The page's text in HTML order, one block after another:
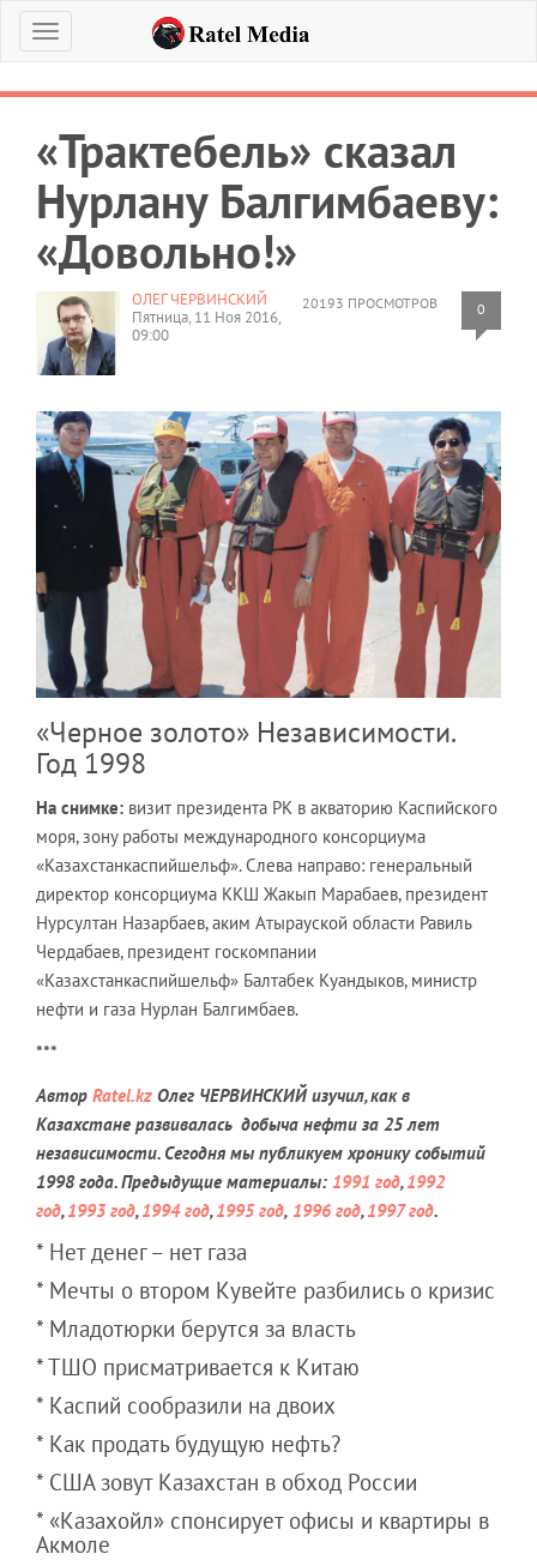
Меню
«Трактебель» сказал
Нурлану Балгимбаеву:
«Довольно!»
20193 ПРОСМОТРОВ 0
ОЛЕГ ЧЕРВИНСКИЙ
Пятница, 11 Ноя 2016,
09:00
«Черное золото» Независимости.
Год 1998
На снимке: визит президента РК в акваторию Каспийского
моря, зону работы международного консорциума
«Казахстанкаспийшельф». Слева направо: генеральный
директор консорциума ККШ Жакып Марабаев, президент
Нурсултан Назарбаев, аким Атырауской области Равиль
Чердабаев, президент госкомпании
«Казахстанкаспийшельф» Балтабек Куандыков, министр
нефти и газа Нурлан Балгимбаев.
***
Автор Ratel.kz Олег ЧЕРВИНСКИЙ изучил, как в
Казахстане развивалась добыча нефти за 25 лет
независимости. Сегодня мы публикуем хронику событий
1998 года. Предыдущие материалы: 1991 год,1992
год,1993 год,1994 год,1995 год, 1996 год,1997 год.
* Нет денег – нет газа
* Мечты о втором Кувейте разбились о кризис
* Младотюрки берутся за власть
* ТШО присматривается к Китаю
* Каспий сообразили на двоих
* Как продать будущую нефть?
* США зовут Казахстан в обход России
* «Казахойл» спонсирует офисы и квартиры в
Акмоле